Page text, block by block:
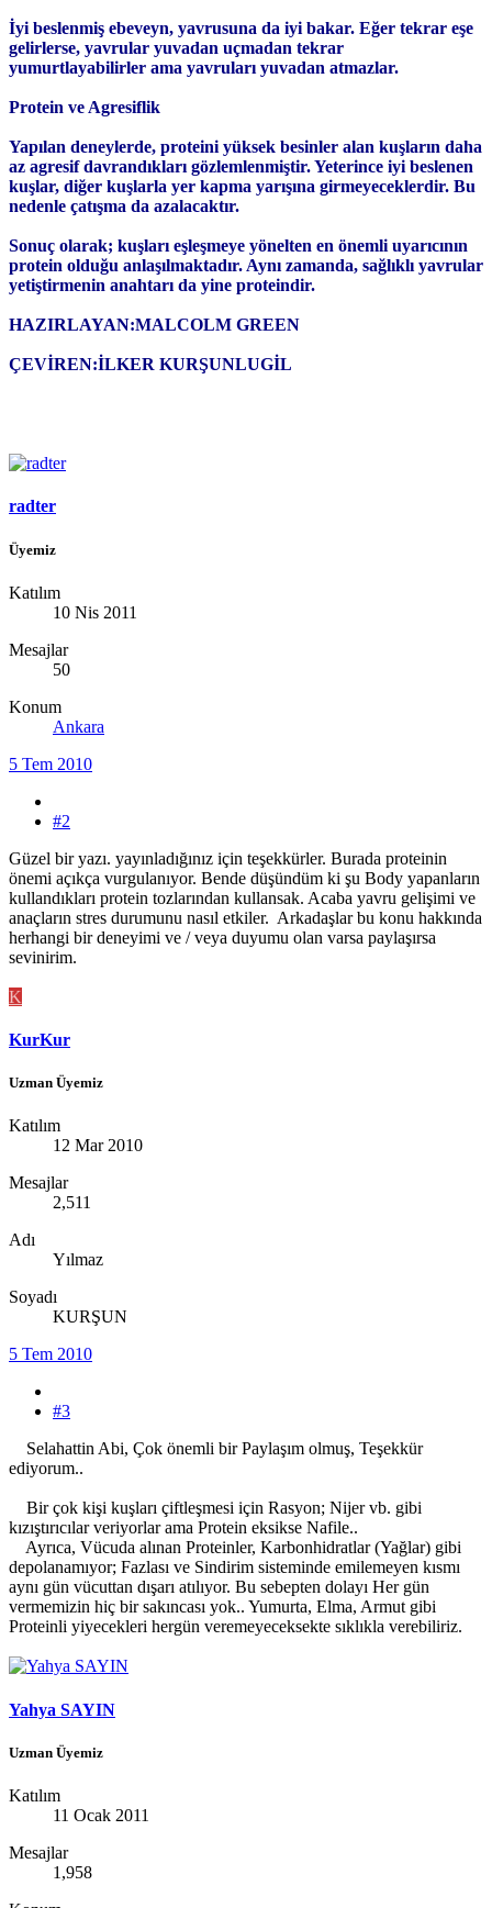
İyi beslenmiş ebeveyn, yavrusuna da iyi bakar. Eğer tekrar eşe
gelirlerse, yavrular yuvadan uçmadan tekrar
yumurtlayabilirler ama yavruları yuvadan atmazlar.
Protein ve Agresiflik
Yapılan deneylerde, proteini yüksek besinler alan kuşların daha
az agresif davrandıkları gözlemlenmiştir. Yeterince iyi beslenen
kuşlar, diğer kuşlarla yer kapma yarışına girmeyeceklerdir. Bu
nedenle çatışma da azalacaktır.
Sonuç olarak; kuşları eşleşmeye yönelten en önemli uyarıcının
protein olduğu anlaşılmaktadır. Aynı zamanda, sağlıklı yavrular
yetiştirmenin anahtarı da yine proteindir.
HAZIRLAYAN:MALCOLM GREEN
ÇEVİREN:İLKER KURŞUNLUGİL
radter
Üyemiz
Katılım
10 Nis 2011
Mesajlar
50
Konum
Ankara
5 Tem 2010
#2
Güzel bir yazı. yayınladığınız için teşekkürler. Burada proteinin
önemi açıkça vurgulanıyor. Bende düşündüm ki şu Body yapanların
kullandıkları protein tozlarından kullansak. Acaba yavru gelişimi ve
anaçların stres durumunu nasıl etkiler. Arkadaşlar bu konu hakkında
herhangi bir deneyimi ve / veya duyumu olan varsa paylaşırsa
sevinirim.
K
KurKur
Uzman Üyemiz
Katılım
12 Mar 2010
Mesajlar
2,511
Adı
Yılmaz
Soyadı
KURŞUN
5 Tem 2010
#3
Selahattin Abi, Çok önemli bir Paylaşım olmuş, Teşekkür
ediyorum..
Bir çok kişi kuşları çiftleşmesi için Rasyon; Nijer vb. gibi
kızıştırıcılar veriyorlar ama Protein eksikse Nafile..
Ayrıca, Vücuda alınan Proteinler, Karbonhidratlar (Yağlar) gibi
depolanamıyor; Fazlası ve Sindirim sisteminde emilemeyen kısmı
aynı gün vücuttan dışarı atılıyor. Bu sebepten dolayı Her gün
vermemizin hiç bir sakıncası yok.. Yumurta, Elma, Armut gibi
Proteinli yiyecekleri hergün veremeyeceksekte sıklıkla verebiliriz.
Yahya SAYIN
Uzman Üyemiz
Katılım
11 Ocak 2011
Mesajlar
1,958